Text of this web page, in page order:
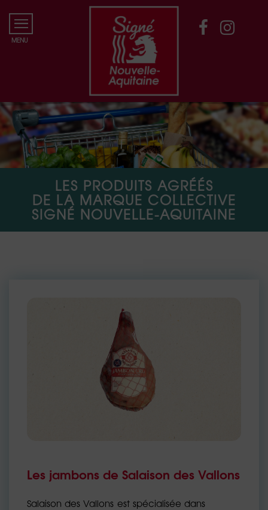
LES PRODUITS AGRÉÉS
DE LA MARQUE COLLECTIVE
SIGNÉ NOUVELLE-AQUITAINE
Les jambons de Salaison des Vallons
Salaison des Vallons est spécialisée dans